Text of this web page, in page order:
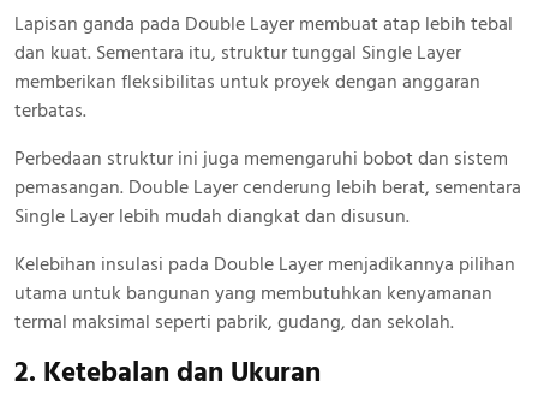
Lapisan ganda pada Double Layer membuat atap lebih tebal
dan kuat. Sementara itu, struktur tunggal Single Layer
memberikan fleksibilitas untuk proyek dengan anggaran
terbatas.
Perbedaan struktur ini juga memengaruhi bobot dan sistem
pemasangan. Double Layer cenderung lebih berat, sementara
Single Layer lebih mudah diangkat dan disusun.
Kelebihan insulasi pada Double Layer menjadikannya pilihan
utama untuk bangunan yang membutuhkan kenyamanan
termal maksimal seperti pabrik, gudang, dan sekolah.
2. Ketebalan dan Ukuran